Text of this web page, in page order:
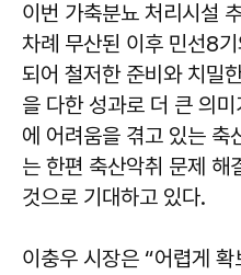
이번 가축분뇨 처리시설
차례 무산된 이후 민선8
되어 철저한 준비와 치밀
을 다한 성과로 더 큰 의
에 어려움을 겪고 있는 축
는 한편 축산악취 문제 해
것으로 기대하고 있다.
이충우 시장은 “어렵게